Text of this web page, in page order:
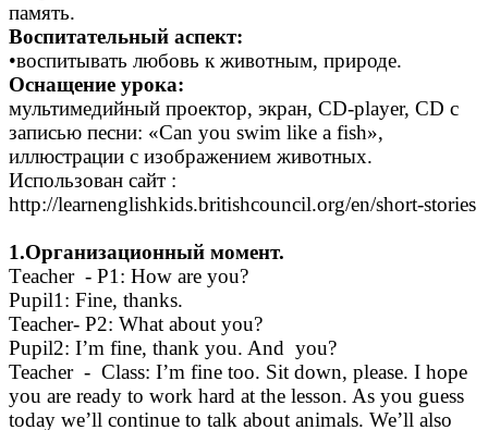
память.
Воспитательный аспект:
•воспитывать любовь к животным, природе.
Оснащение урока:
мультимедийный проектор, экран, CD-player, CD с
записью песни: «Can you swim like a fish»,
иллюстрации с изображением животных.
Использован сайт :
http://learnenglishkids.britishcouncil.org/en/short-stories
1.Организационный момент.
Тeacher - P1: How are you?
Pupil1: Fine, thanks.
Teacher- P2: What about you?
Pupil2: I’m fine, thank you. And you?
Teacher - Class: I’m fine too. Sit down, please. I hope
you are ready to work hard at the lesson. As you guess
today we’ll continue to talk about animals. We’ll also